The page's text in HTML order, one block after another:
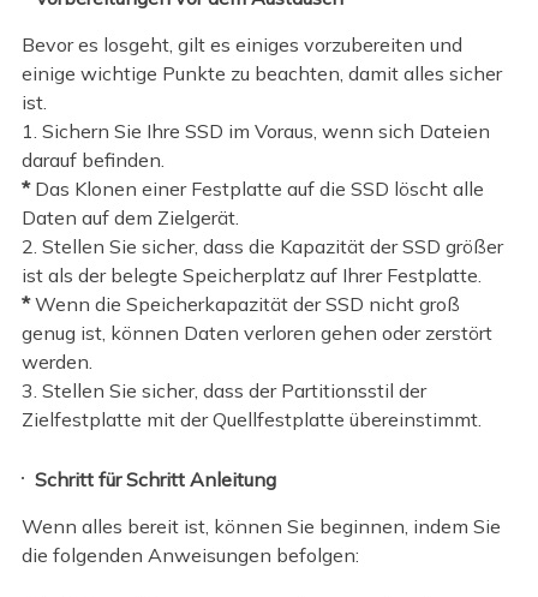
Bevor es losgeht, gilt es einiges vorzubereiten und
einige wichtige Punkte zu beachten, damit alles sicher
ist.
1. Sichern Sie Ihre SSD im Voraus, wenn sich Dateien
darauf befinden.
*Das Klonen einer Festplatte auf die SSD löscht alle
Daten auf dem Zielgerät.
2. Stellen Sie sicher, dass die Kapazität der SSD größer
ist als der belegte Speicherplatz auf Ihrer Festplatte.
*Wenn die Speicherkapazität der SSD nicht groß
genug ist, können Daten verloren gehen oder zerstört
werden.
3. Stellen Sie sicher, dass der Partitionsstil der
Zielfestplatte mit der Quellfestplatte übereinstimmt.
Schritt für Schritt Anleitung
Wenn alles bereit ist, können Sie beginnen, indem Sie
die folgenden Anweisungen befolgen: